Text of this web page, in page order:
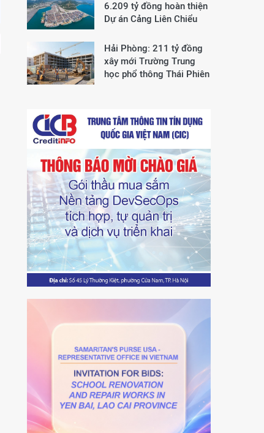
6.209 tỷ đồng hoàn thiện
Dự án Cảng Liên Chiểu
Hải Phòng: 211 tỷ đồng
xây mới Trường Trung
học phổ thông Thái Phiên